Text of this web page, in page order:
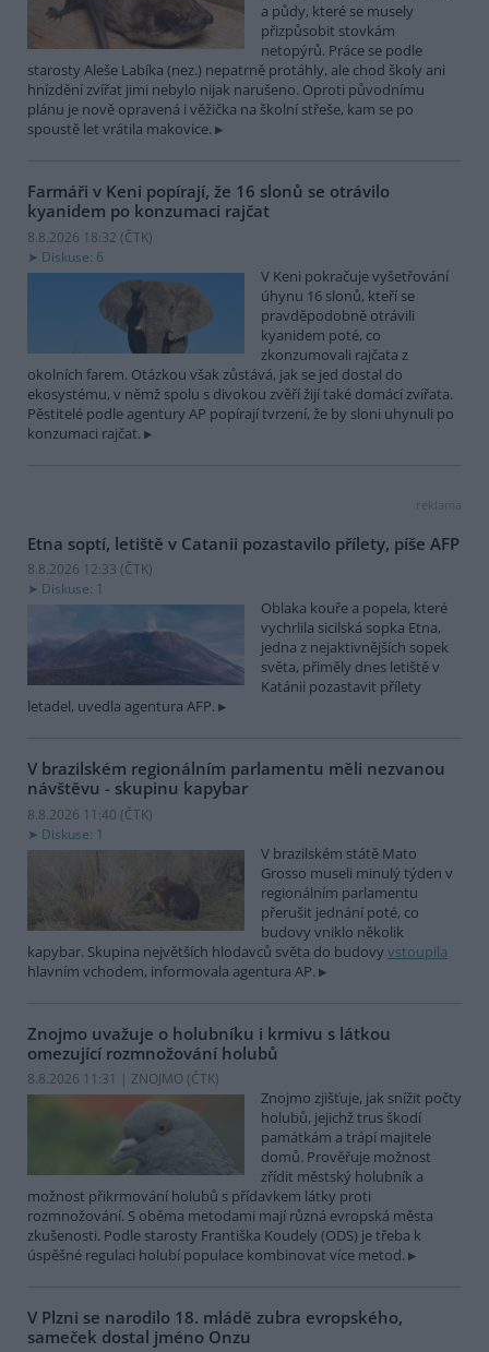
a půdy, které se musely
přizpůsobit stovkám
netopýrů. Práce se podle
starosty Aleše Labíka (nez.) nepatrně protáhly, ale chod školy ani
hnízdění zvířat jimi nebylo nijak narušeno. Oproti původnímu
plánu je nově opravená i věžička na školní střeše, kam se po
spoustě let vrátila makovice.
Farmáři v Keni popírají, že 16 slonů se otrávilo
kyanidem po konzumaci rajčat
8.8.2026 18:32 (ČTK)
Diskuse: 6
V Keni pokračuje vyšetřování
úhynu 16 slonů, kteří se
pravděpodobně otrávili
kyanidem poté, co
zkonzumovali rajčata z
okolních farem. Otázkou však zůstává, jak se jed dostal do
ekosystému, v němž spolu s divokou zvěří žijí také domácí zvířata.
Pěstitelé podle agentury AP popírají tvrzení, že by sloni uhynuli po
konzumaci rajčat.
reklama
Etna soptí, letiště v Catanii pozastavilo přílety, píše AFP
8.8.2026 12:33 (ČTK)
Diskuse: 1
Oblaka kouře a popela, které
vychrlila sicilská sopka Etna,
jedna z nejaktivnějších sopek
světa, přiměly dnes letiště v
Katánii pozastavit přílety
letadel, uvedla agentura AFP.
V brazilském regionálním parlamentu měli nezvanou
návštěvu - skupinu kapybar
8.8.2026 11:40 (ČTK)
Diskuse: 1
V brazilském státě Mato
Grosso museli minulý týden v
regionálním parlamentu
přerušit jednání poté, co
budovy vniklo několik
kapybar. Skupina největších hlodavců světa do budovy vstoupila
hlavním vchodem, informovala agentura AP.
Znojmo uvažuje o holubníku i krmivu s látkou
omezující rozmnožování holubů
8.8.2026 11:31 | ZNOJMO (ČTK)
Znojmo zjišťuje, jak snížit počty
holubů, jejichž trus škodí
památkám a trápí majitele
domů. Prověřuje možnost
zřídit městský holubník a
možnost přikrmování holubů s přídavkem látky proti
rozmnožování. S oběma metodami mají různá evropská města
zkušenosti. Podle starosty Františka Koudely (ODS) je třeba k
úspěšné regulaci holubí populace kombinovat více metod.
V Plzni se narodilo 18. mládě zubra evropského,
sameček dostal jméno Onzu